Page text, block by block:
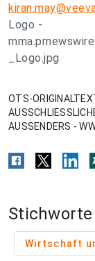
Logo -
_Logo.jpg
OTS-
AUSSENDERS -
Stichworte
Wirtschaft